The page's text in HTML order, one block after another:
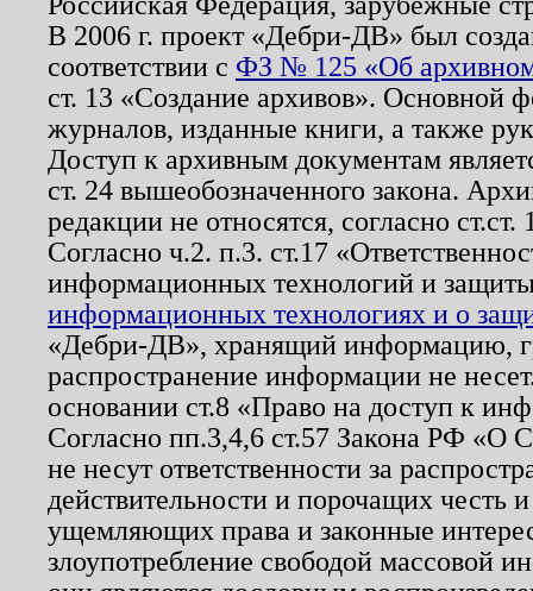
В 2006 г. проект «Дебри-ДВ» был
соответствии с ФЗ № 125 «Об
ст. 13 «Создание архивов». Основной
журналов, изданные книги, а также
Доступ к архивным документам
ст. 24 вышеобозначенного закона.
редакции не относятся, согласно
Согласно ч.2. п.3. ст.17
информационных технологий и
информационных технологиях и о
«Дебри-ДВ», хранящий информацию,
распространение информации не
основании ст.8 «Право на доступ к
Согласно пп.3,4,6 ст.57 Закона РФ «О
не несут ответственности за
действительности и порочащих честь
ущемляющих права и законные
злоупотребление свободой массовой